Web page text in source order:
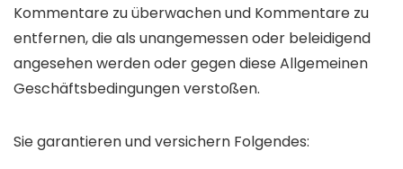
Kommentare zu überwachen und Kommentare zu
entfernen, die als unangemessen oder beleidigend
angesehen werden oder gegen diese Allgemeinen
Geschäftsbedingungen verstoßen.
Sie garantieren und versichern Folgendes: